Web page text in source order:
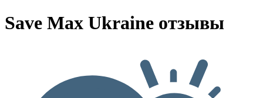
Save Max Ukraine отзывы